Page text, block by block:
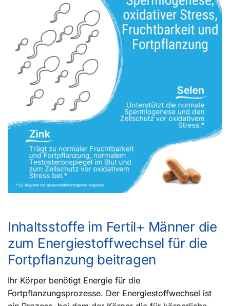
Inhaltsstoffe im Fertil+ Männer die
zum Energiestoffwechsel für die
Fortpflanzung beitragen
Ihr Körper benötigt Energie für die
Fortpflanzungsprozesse. Der Energiestoffwechsel ist